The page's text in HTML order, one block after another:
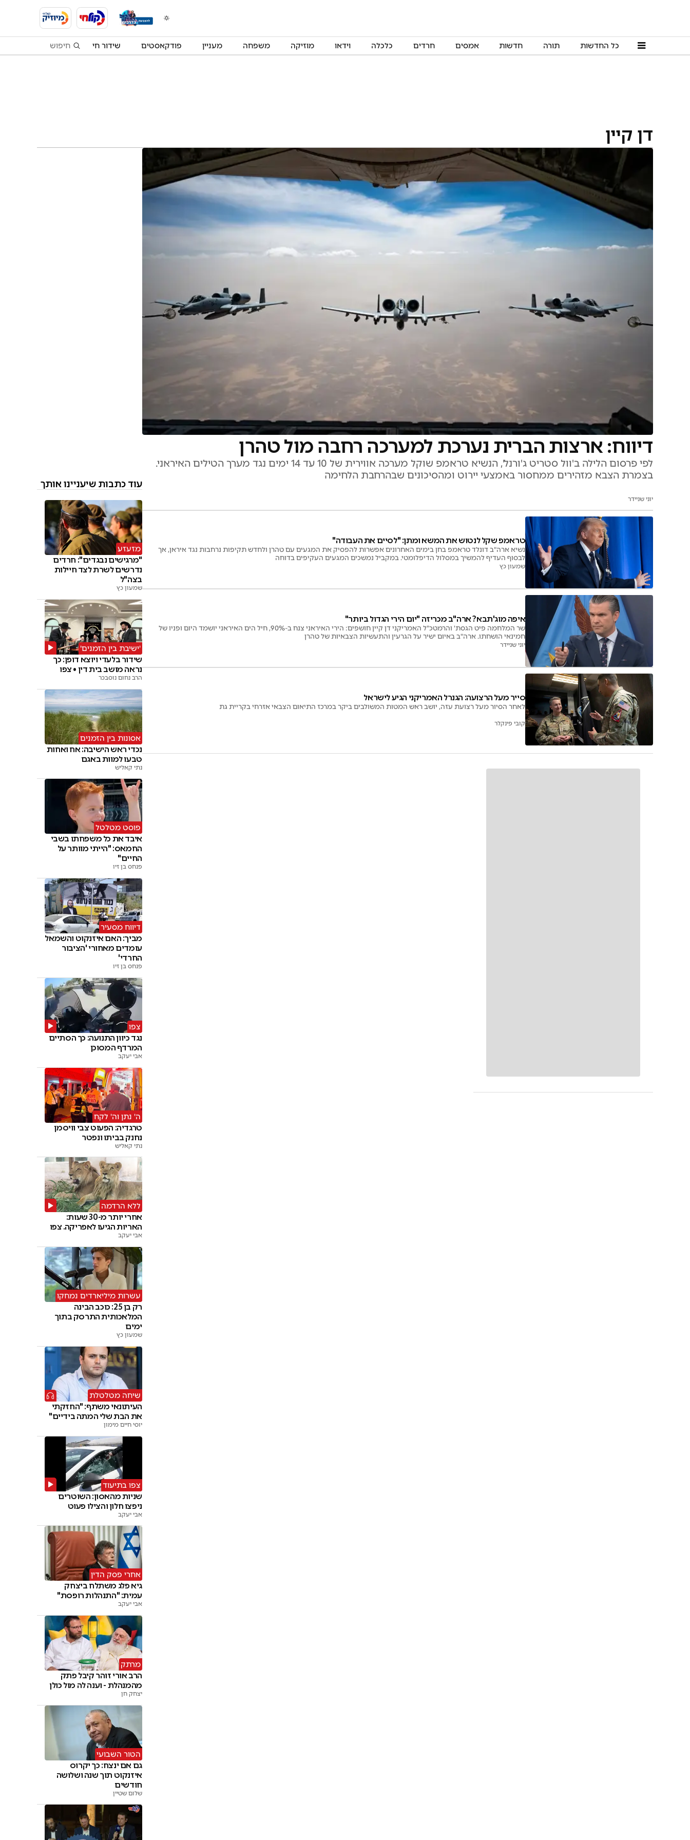
כל החדשות תורה חדשות אמסים חרדים כלכלה וידאו מוזיקה משפחה מעניין פודקאסטים שידור חי
דן קיין
דיווח: ארצות הברית נערכת למערכה רחבה מול טהרן
לפי פרסום הלילה ב'וול סטריט ג'ורנל', הנשיא טראמפ שוקל מערכה אווירית של 10 עד 14 ימים נגד מערך הטילים האיראני.
בצמרת הצבא מזהירים ממחסור באמצעי יירוט ומהסיכונים שבהרחבת הלחימה
יוני שניידר
טראמפ שקל לנטוש את המשא ומתן: "לסיים את העבודה"
נשיא ארה"ב דונלד טראמפ בחן בימים האחרונים אפשרות להפסיק את המגעים עם טהרן ולחדש תקיפות נרחבות נגד איראן, אך
לבסוף העדיף להמשיך במסלול הדיפלומטי. במקביל נמשכים המגעים העקיפים בדוחה
שמעון כץ
איפה מוג'תבא? ארה"ב מכריזה "יום הירי הגדול ביותר"
שר המלחמה פיט הגסת' והרמטכ"ל האמריקני דן קיין חושפים: הירי האיראני צנח ב-90%, חיל הים האיראני יושמד היום ופניו של
חמינאי הושחתו. ארה"ב באיום ישיר על הגרעין והתעשיות הצבאיות של טהרן
יוני שניידר
סייר מעל הרצועה: הגנרל האמריקני הגיע לישראל
לאחר הסיור מעל רצועת עזה, יושב ראש המטות המשולבים ביקר במרכז התיאום הצבאי אזרחי בקריית גת
קובי פינקלר
עוד כתבות שיעניינו אותך
מזעזע
"מרגישים נבגדים": חרדים
נדרשים לשרת לצד חיילות
בצה"ל
שמעון כץ
'ישיבת בין הזמנים'
שידור בלעדי ויוצא דופן: כך
נראה מושב בית דין • צפו
הרב נחום נוסבכר
אסונות בין הזמנים
נכדי ראש הישיבה: אח ואחות
טבעו למוות באגם
נתי קאליש
פוסט מטלטל
איבד את כל משפחתו בשבי
החמאס: "הייתי מוותר על
החיים"
פנחס בן זיו
דיווח מסעיר
מביך: האם איזנקוט והשמאל
עומדים מאחורי 'הציבור
החרדי'
פנחס בן זיו
צפו
נגד כיוון התנועה: כך הסתיים
המרדף המסוכן
אבי יעקב
ה' נתן וה' לקח
טרגדיה: הפעוט צבי וויסמן
נחנק בביתו ונפטר
נתי קאליש
ללא הרדמה
אחרי יותר מ-30 שעות:
האריות הגיעו לאפריקה. צפו
אבי יעקב
עשרות מיליארדים נמחקו
רק בן 25: כוכב הבינה
המלאכותית התרסק בתוך
ימים
שמעון כץ
שיחה מטלטלת
העיתונאי משתף: "החזקתי
את הבת שלי המתה בידיים"
יוסי חיים מימון
צפו בתיעוד
שניות מהאסון: השוטרים
ניפצו חלון והצילו פעוט
אבי יעקב
אחרי פסק הדין
גיא פלג משתלח ביצחק
עמית: "התנהלות רופסת"
אבי יעקב
מרתק
הרב אורי זוהר קיבל פתק
מהמנהלת - וענה לה מול כולן
יצחק חן
הטור השבועי
גם אם ינצח: כך יקרוס
איזנקוט תוך שנה ושלושה
חודשים
שלום שטיין